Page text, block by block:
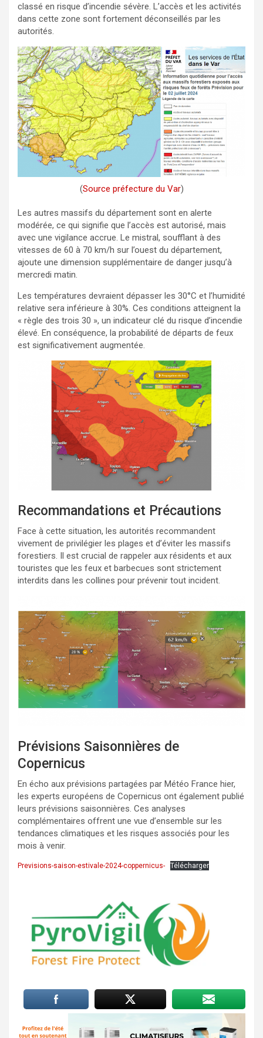
classé en risque d’incendie sévère. L’accès et les activités
dans cette zone sont fortement déconseillés par les
autorités.
(Source préfecture du Var)
Les autres massifs du département sont en alerte
modérée, ce qui signifie que l’accès est autorisé, mais
avec une vigilance accrue. Le mistral, soufflant à des
vitesses de 60 à 70 km/h sur l’ouest du département,
ajoute une dimension supplémentaire de danger jusqu’à
mercredi matin.
Les températures devraient dépasser les 30°C et l’humidité
relative sera inférieure à 30%. Ces conditions atteignent la
« règle des trois 30 », un indicateur clé du risque d’incendie
élevé. En conséquence, la probabilité de départs de feux
est significativement augmentée.
Recommandations et Précautions
Face à cette situation, les autorités recommandent
vivement de privilégier les plages et d’éviter les massifs
forestiers. Il est crucial de rappeler aux résidents et aux
touristes que les feux et barbecues sont strictement
interdits dans les collines pour prévenir tout incident.
Prévisions Saisonnières de
Copernicus
En écho aux prévisions partagées par Météo France hier,
les experts européens de Copernicus ont également publié
leurs prévisions saisonnières. Ces analyses
complémentaires offrent une vue d’ensemble sur les
tendances climatiques et les risques associés pour les
mois à venir.
Previsions-saison-estivale-2024-coppernicus- Télécharger